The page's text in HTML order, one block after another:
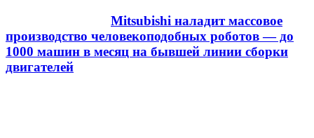
Mitsubishi наладит массовое
производство человекоподобных роботов — до
1000 машин в месяц на бывшей линии сборки
двигателей